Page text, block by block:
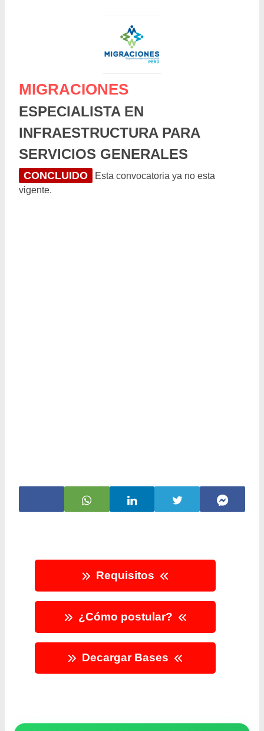
MIGRACIONES
ESPECIALISTA EN
INFRAESTRUCTURA PARA
SERVICIOS GENERALES
CONCLUIDO
Esta convocatoria ya no esta
vigente.
Requisitos
¿Cómo postular?
Decargar Bases